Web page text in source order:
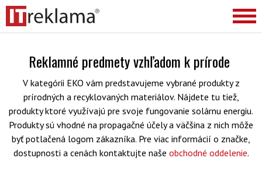
Reklamné predmety vzhľadom k prírode
V kategórii EKO vám predstavujeme vybrané produkty z
prírodných a recyklovaných materiálov. Nájdete tu tiež,
produkty ktoré využívajú pre svoje fungovanie solárnu energiu.
Produkty sú vhodné na propagačné účely a väčšina z nich môže
byť potlačená logom zákazníka. Pre viac informácií o značke,
dostupnosti a cenách kontaktujte naše obchodné oddelenie.